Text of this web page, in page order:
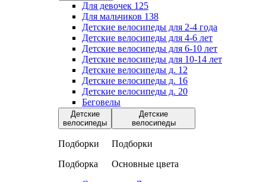
Для девочек 125
Для мальчиков 138
Детские велосипеды для 2-4 года
Детские велосипеды для 4-6 лет
Детские велосипеды для 6-10 лет
Детские велосипеды для 10-14 лет
Детские велосипеды д. 12
Детские велосипеды д. 16
Детские велосипеды д. 20
Беговелы
Детские
велосипеды
Подборки
Подборка
Детские
велосипеды
Подборки
Основные цвета